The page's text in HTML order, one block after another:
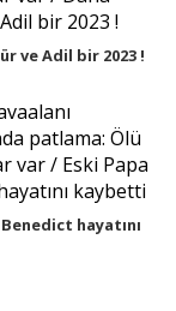
ve Adil bir 2023 !
hayatını